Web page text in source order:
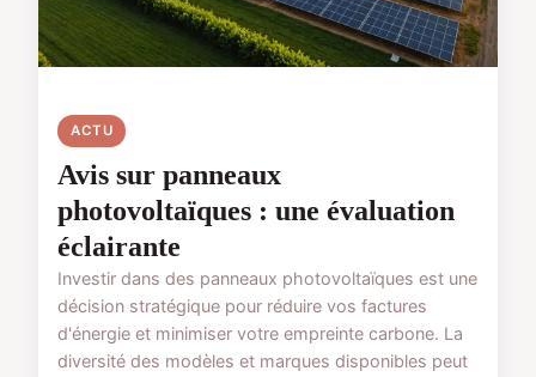
ACTU
Avis sur panneaux
photovoltaïques : une évaluation
éclairante
Investir dans des panneaux photovoltaïques est une
décision stratégique pour réduire vos factures
d'énergie et minimiser votre empreinte carbone. La
diversité des modèles et marques disponibles peut